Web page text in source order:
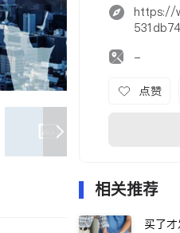
https://
-
点赞
相关推荐
买了